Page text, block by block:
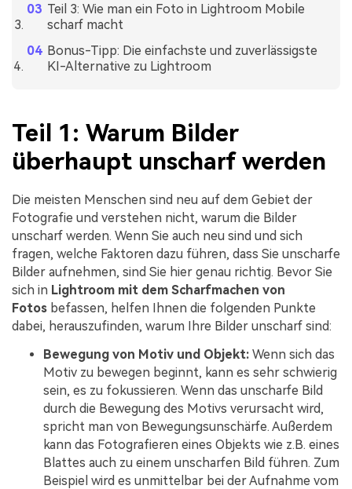
Teil 3: Wie man ein Foto in Lightroom Mobile
scharf macht
Bonus-Tipp: Die einfachste und zuverlässigste
KI-Alternative zu Lightroom
Teil 1: Warum Bilder
überhaupt unscharf werden
Die meisten Menschen sind neu auf dem Gebiet der
Fotografie und verstehen nicht, warum die Bilder
unscharf werden. Wenn Sie auch neu sind und sich
fragen, welche Faktoren dazu führen, dass Sie unscharfe
Bilder aufnehmen, sind Sie hier genau richtig. Bevor Sie
sich in Lightroom mit dem Scharfmachen von
Fotos befassen, helfen Ihnen die folgenden Punkte
dabei, herauszufinden, warum Ihre Bilder unscharf sind:
Bewegung von Motiv und Objekt: Wenn sich das
Motiv zu bewegen beginnt, kann es sehr schwierig
sein, es zu fokussieren. Wenn das unscharfe Bild
durch die Bewegung des Motivs verursacht wird,
spricht man von Bewegungsunschärfe. Außerdem
kann das Fotografieren eines Objekts wie z.B. eines
Blattes auch zu einem unscharfen Bild führen. Zum
Beispiel wird es unmittelbar bei der Aufnahme vom